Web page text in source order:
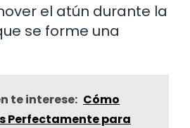
el atún durante la
se forme una
te interese: Cómo
Perfectamente para